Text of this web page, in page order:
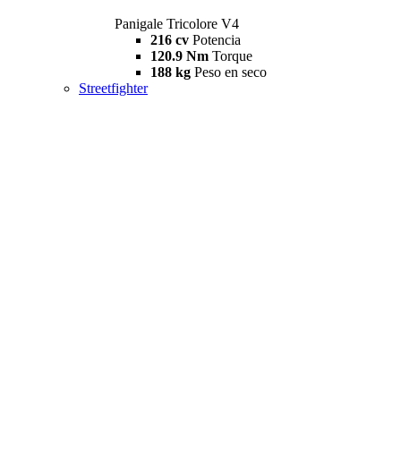
Panigale Tricolore V4
216 cv Potencia
120.9 Nm Torque
188 kg Peso en seco
Streetfighter